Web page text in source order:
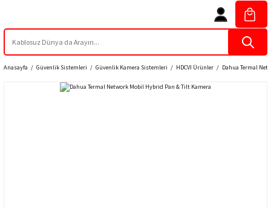
Anasayfa Güvenlik Sistemleri Güvenlik Kamera Sistemleri HDCVI Ürünler Dahua Termal